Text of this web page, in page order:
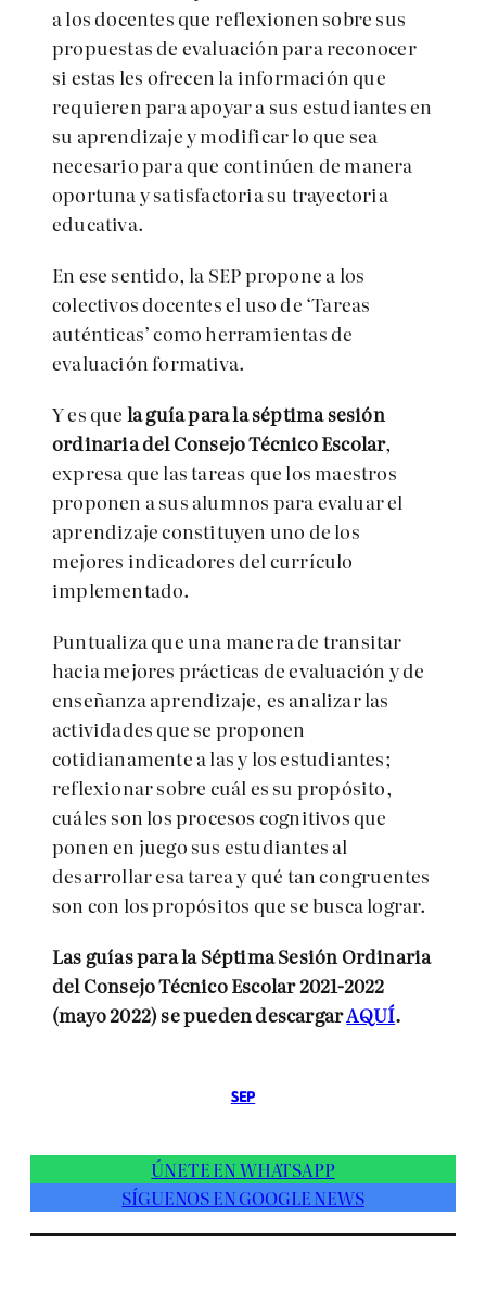
a los docentes que reflexionen sobre sus
propuestas de evaluación para reconocer
si estas les ofrecen la información que
requieren para apoyar a sus estudiantes en
su aprendizaje y modificar lo que sea
necesario para que continúen de manera
oportuna y satisfactoria su trayectoria
educativa.
En ese sentido, la SEP propone a los
colectivos docentes el uso de ‘Tareas
auténticas’ como herramientas de
evaluación formativa.
Y es que la guía para la séptima sesión
ordinaria del Consejo Técnico Escolar,
expresa que las tareas que los maestros
proponen a sus alumnos para evaluar el
aprendizaje constituyen uno de los
mejores indicadores del currículo
implementado.
Puntualiza que una manera de transitar
hacia mejores prácticas de evaluación y de
enseñanza aprendizaje, es analizar las
actividades que se proponen
cotidianamente a las y los estudiantes;
reflexionar sobre cuál es su propósito,
cuáles son los procesos cognitivos que
ponen en juego sus estudiantes al
desarrollar esa tarea y qué tan congruentes
son con los propósitos que se busca lograr.
Las guías para la Séptima Sesión Ordinaria
del Consejo Técnico Escolar 2021-2022
(mayo 2022) se pueden descargarAQUÍ.
SEP
ÚNETE EN WHATSAPP
SÍGUENOS EN GOOGLE NEWS